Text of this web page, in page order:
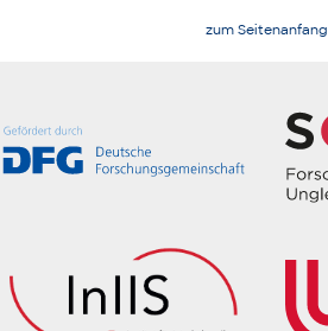
zum Seitenanfang